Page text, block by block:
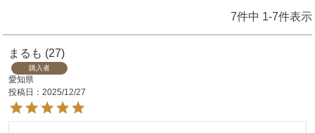
7件中 1-7件表示
まるも 27
購入者
愛知県
投稿日
2025/12/27